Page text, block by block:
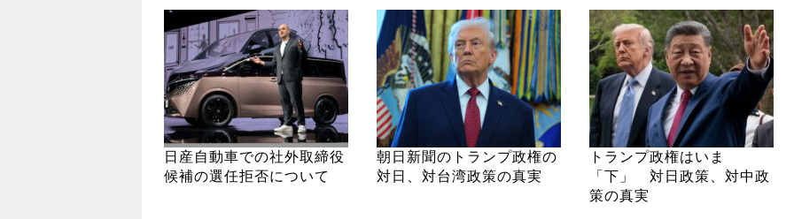
日産自動車での社外取締役
候補の選任拒否について
朝日新聞のトランプ政権の
対日、対台湾政策の真実
トランプ政権はいま
「下」 対日政策、対中政
策の真実